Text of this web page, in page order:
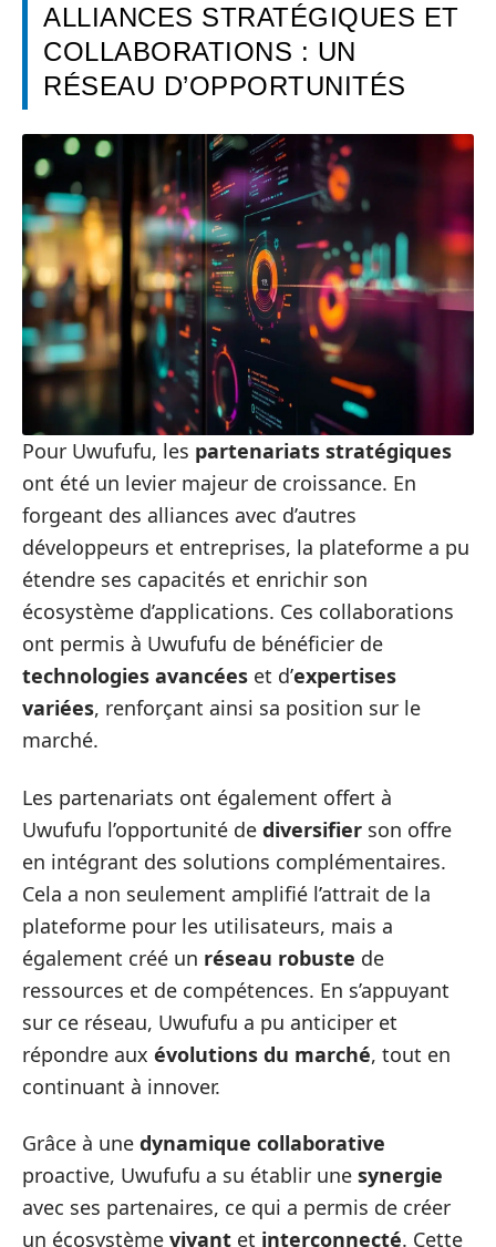
ALLIANCES STRATÉGIQUES ET
COLLABORATIONS : UN
RÉSEAU D’OPPORTUNITÉS
Pour Uwufufu, les partenariats stratégiques
ont été un levier majeur de croissance. En
forgeant des alliances avec d’autres
développeurs et entreprises, la plateforme a pu
étendre ses capacités et enrichir son
écosystème d’applications. Ces collaborations
ont permis à Uwufufu de bénéficier de
technologies avancées et d’expertises
variées, renforçant ainsi sa position sur le
marché.
Les partenariats ont également offert à
Uwufufu l’opportunité de diversifier son offre
en intégrant des solutions complémentaires.
Cela a non seulement amplifié l’attrait de la
plateforme pour les utilisateurs, mais a
également créé un réseau robuste de
ressources et de compétences. En s’appuyant
sur ce réseau, Uwufufu a pu anticiper et
répondre aux évolutions du marché, tout en
continuant à innover.
Grâce à une dynamique collaborative
proactive, Uwufufu a su établir une synergie
avec ses partenaires, ce qui a permis de créer
un écosystème vivant et interconnecté. Cette